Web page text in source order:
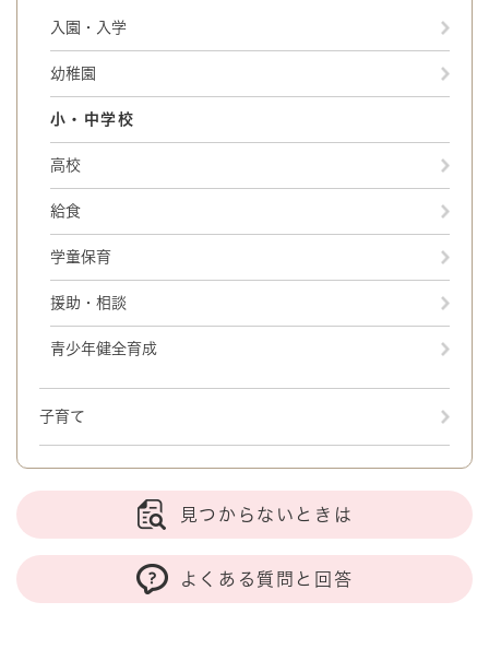
入園・入学
幼稚園
小・中学校
高校
給食
学童保育
援助・相談
青少年健全育成
子育て
見つからないときは
よくある質問と回答